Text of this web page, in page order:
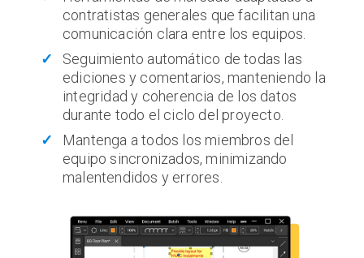
contratistas generales que facilitan una
comunicación clara entre los equipos.
Seguimiento automático de todas las
ediciones y comentarios, manteniendo la
integridad y coherencia de los datos
durante todo el ciclo del proyecto.
Mantenga a todos los miembros del
equipo sincronizados, minimizando
malentendidos y errores.